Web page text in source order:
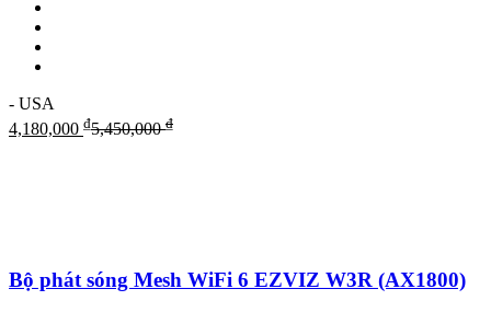
- USA
4,180,000 ₫5,450,000₫
Bộ phát sóng Mesh WiFi 6 EZVIZ W3R (AX1800)